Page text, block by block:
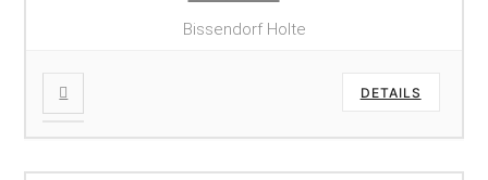
Bissendorf Holte
DETAILS